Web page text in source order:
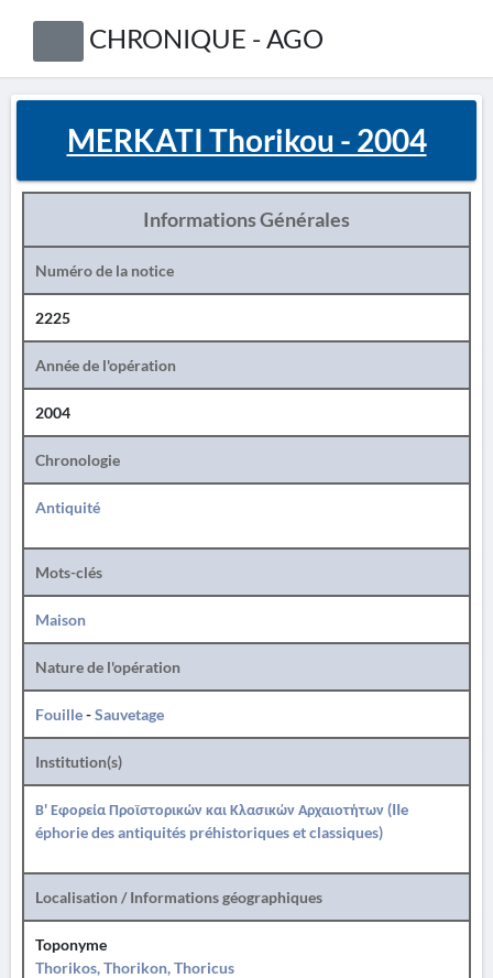
CHRONIQUE - AGO
MERKATI Thorikou - 2004
Informations Générales
Numéro de la notice
2225
Année de l'opération
2004
Chronologie
Antiquité
Mots-clés
Maison
Nature de l'opération
Fouille-Sauvetage
Institution(s)
Β' Εφορεία Προϊστορικών και Κλασικών Αρχαιοτήτων (IIe
éphorie des antiquités préhistoriques et classiques)
Localisation / Informations géographiques
Toponyme
Thorikos, Thorikon, Thoricus